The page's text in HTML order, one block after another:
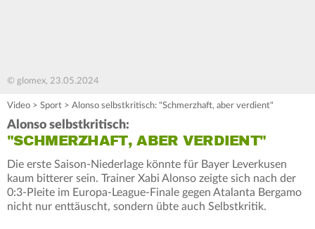
© glomex, 23.05.2024
Video > Sport > Alonso selbstkritisch: "Schmerzhaft, aber verdient"
Alonso selbstkritisch:
"SCHMERZHAFT, ABER VERDIENT"
Die erste Saison-Niederlage könnte für Bayer Leverkusen
kaum bitterer sein. Trainer Xabi Alonso zeigte sich nach der
0:3-Pleite im Europa-League-Finale gegen Atalanta Bergamo
nicht nur enttäuscht, sondern übte auch Selbstkritik.